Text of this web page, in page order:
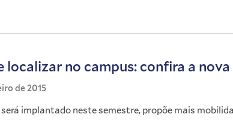
localizar no campus: confira a
de 2015
implantado neste semestre, propõe mais